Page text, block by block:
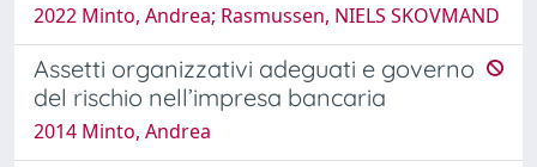
2022 Minto, Andrea; Rasmussen, NIELS SKOVMAND
Assetti organizzativi adeguati e governo
del rischio nell’impresa bancaria
2014 Minto, Andrea